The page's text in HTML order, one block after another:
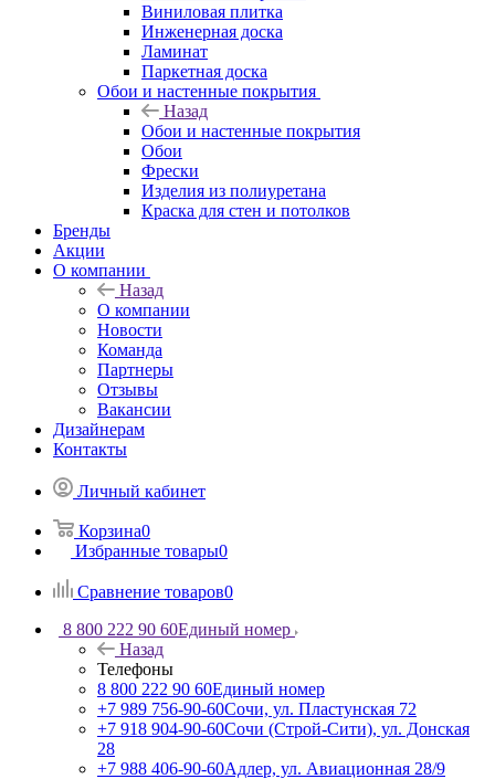
Виниловая плитка
Инженерная доска
Ламинат
Паркетная доска
Обои и настенные покрытия
Назад
Обои и настенные покрытия
Обои
Фрески
Изделия из полиуретана
Краска для стен и потолков
Бренды
Акции
О компании
Назад
О компании
Новости
Команда
Партнеры
Отзывы
Вакансии
Дизайнерам
Контакты
Личный кабинет
Корзина0
Избранные товары0
Сравнение товаров0
8 800 222 90 60Единый номер
Назад
Телефоны
8 800 222 90 60Единый номер
+7 989 756-90-60Сочи, ул. Пластунская 72
+7 918 904-90-60Сочи (Строй-Сити), ул. Донская
28
+7 988 406-90-60Адлер, ул. Авиационная 28/9